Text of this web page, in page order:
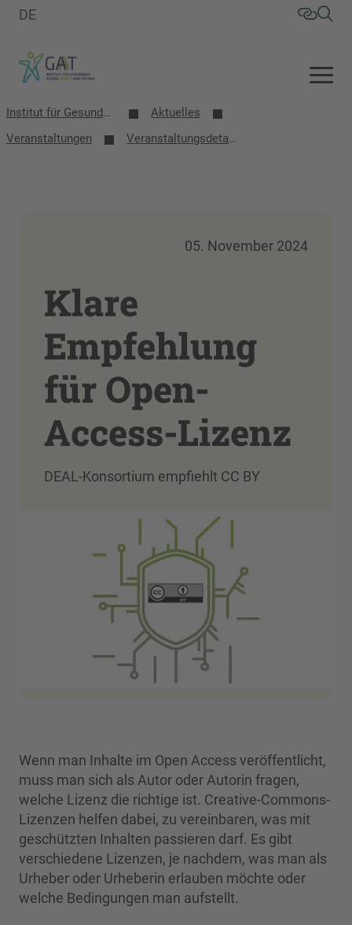
DE
Institut für Gesundheit, Altern, Arbeit und Technik (GAT)
Aktuelles
Veranstaltungen
Veranstaltungsdetails
05. November 2024
Klare
Empfehlung
für Open-
Access-Lizenz
DEAL-Konsortium empfiehlt CC BY
Wenn man Inhalte im Open Access veröffentlicht,
muss man sich als Autor oder Autorin fragen,
welche Lizenz die richtige ist. Creative-Commons-
Lizenzen helfen dabei, zu vereinbaren, was mit
geschützten Inhalten passieren darf. Es gibt
verschiedene Lizenzen, je nachdem, was man als
Urheber oder Urheberin erlauben möchte oder
welche Bedingungen man aufstellt.